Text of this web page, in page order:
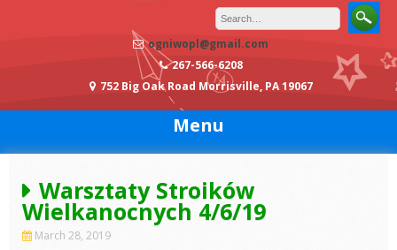
ogniwopl@gmail.com
267-566-6208
752 Big Oak Road Morrisville, PA 19067
Menu
Warsztaty Stroików
Wielkanocnych 4/6/19
March 28, 2019